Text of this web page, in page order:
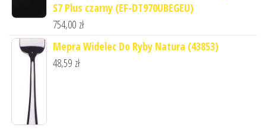
S7 Plus czarny (EF-DT970UBEGEU)
754,00 zł
Mepra Widelec Do Ryby Natura (43853)
48,59 zł